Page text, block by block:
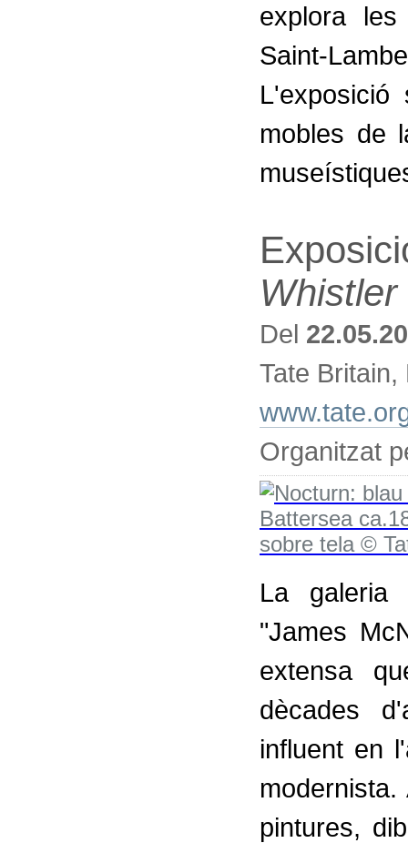
explora
Saint-
L'exposició
mobles de
Whistler
Del
Tate Britain,
Organitzat
La galeria
"James
extensa
dècades
influent en
pintures,